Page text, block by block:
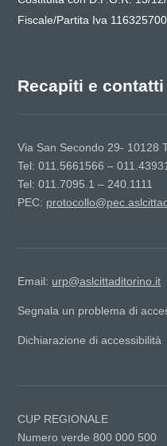
Fiscale/Partita Iva
Recapiti e contatti
Via San Secondo 29- 10128
Tel: 011.5661566 –
Tel: 011.7095.1 – 240.1111
PEC:
Email: urp@aslcittaditorino.it
Segnala un problema di
Dichiarazione di accessibilità
CUP REGIONALE
Numero verde 800 000 500